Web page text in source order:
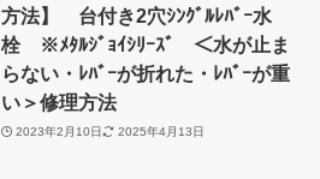
方法】 台付き2穴ｼﾝｸﾞﾙﾚﾊﾞｰ水
栓 ※ﾒﾀﾙｼﾞｮｲｼﾘｰｽﾞ ＜水が止ま
らない・ﾚﾊﾞｰが折れた・ﾚﾊﾞｰが重
い＞修理方法
2023年2月10日 2025年4月13日